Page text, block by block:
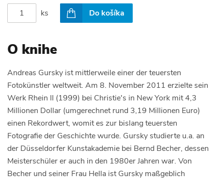
ks Do košíka
O knihe
Andreas Gursky ist mittlerweile einer der teuersten
Fotokünstler weltweit. Am 8. November 2011 erzielte sein
Werk Rhein II (1999) bei Christie's in New York mit 4,3
Millionen Dollar (umgerechnet rund 3,19 Millionen Euro)
einen Rekordwert, womit es zur bislang teuersten
Fotografie der Geschichte wurde. Gursky studierte u.a. an
der Düsseldorfer Kunstakademie bei Bernd Becher, dessen
Meisterschüler er auch in den 1980er Jahren war. Von
Becher und seiner Frau Hella ist Gursky maßgeblich